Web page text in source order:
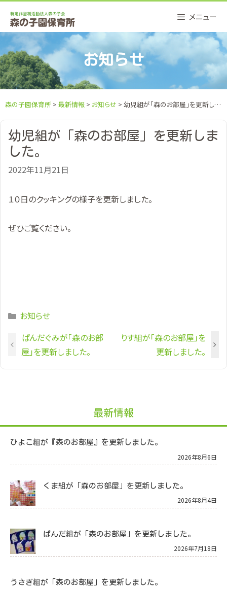
content
メニュー
お知らせ
森の子園保育所 > 最新情報 > お知らせ > 幼児組が「森のお部屋」を更新しました。
幼児組が「森のお部屋」を更新しま
した。
2022年11月21日
１０日のクッキングの様子を更新しました。
ぜひご覧ください。
Categories
お知らせ
ぱんだぐみが「森のお部
屋」を更新しました。
りす組が「森のお部屋」を
更新しました。
最新情報
ひよこ組が『森のお部屋』を更新しました。
2026年8月6日
くま組が「森のお部屋」を更新しました。
2026年8月4日
ぱんだ組が「森のお部屋」を更新しました。
2026年7月18日
うさぎ組が「森のお部屋」を更新しました。